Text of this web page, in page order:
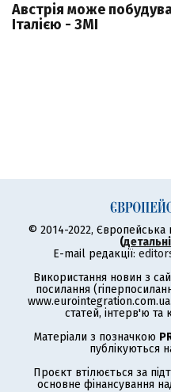
Австрія може
Італією - ЗМІ
© 2014-2022,
(
E-mail редакції:
Використання новин з
посилання
статей, інтерв'ю та
Матеріали з позначкою
публікуються
Проєкт втілюється за
основне фінансування